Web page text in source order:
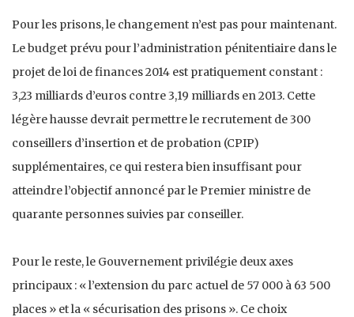
Pour les prisons, le changement n’est pas pour maintenant.
Le budget prévu pour l’administration pénitentiaire dans le
projet de loi de finances 2014 est pratiquement constant :
3,23 milliards d’euros contre 3,19 milliards en 2013. Cette
légère hausse devrait permettre le recrutement de 300
conseillers d’insertion et de probation (CPIP)
supplémentaires, ce qui restera bien insuffisant pour
atteindre l’objectif annoncé par le Premier ministre de
quarante personnes suivies par conseiller.
Pour le reste, le Gouvernement privilégie deux axes
principaux : « l’extension du parc actuel de 57 000 à 63 500
places » et la « sécurisation des prisons ». Ce choix